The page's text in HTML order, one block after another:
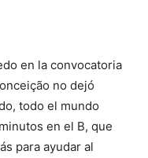
en la convocatoria
no dejó
todo el mundo
en el B, que
para ayudar al